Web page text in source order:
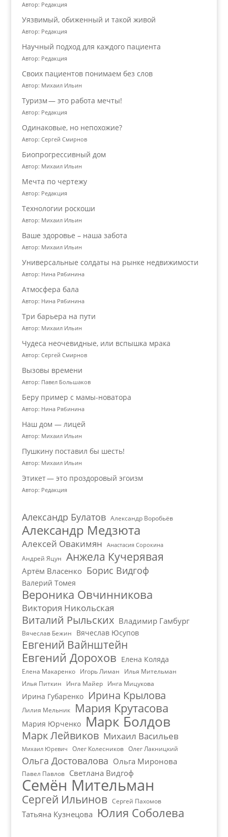
Автор: Редакция
Уязвимый, обиженный и такой живой
Автор: Редакция
Научный подход для каждого пациента
Автор: Редакция
Своих пациентов понимаем без слов
Автор: Михаил Ильин
Туризм — это работа мечты!
Автор: Редакция
Одинаковые, но непохожие?
Автор: Сергей Смирнов
Биопрогрессивный дом
Автор: Михаил Ильин
Мечта по чертежу
Автор: Редакция
Технологии роскоши
Автор: Михаил Ильин
Ваше здоровье – наша забота
Автор: Михаил Ильин
Универсальные солдаты на рынке недвижимости
Автор: Нина Рябинина
Атмосфера бала
Автор: Нина Рябинина
Три барьера на пути
Автор: Михаил Ильин
Чудеса неочевидные, или вспышка мрака
Автор: Сергей Смирнов
Вызовы времени
Автор: Павел Большаков
Беру пример с мамы-новатора
Автор: Нина Рябинина
Наш дом — лицей
Автор: Михаил Ильин
Пушкину поставил бы шесть!
Автор: Михаил Ильин
Этикет — это проздоровый эгоизм
Автор: Редакция
Александр Булатов Александр Воробьёв
Александр Медзюта
Алексей Овакимян Анастасия Сорокина
Андрей Яцун Анжела Кучерявая
Артём Власенко Борис Видгоф
Валерий Томея
Вероника Овчинникова
Виктория Никольская
Виталий Рыльских Владимир Гамбург
Вячеслав Бежин Вячеслав Юсупов
Евгений Вайнштейн
Евгений Дорохов Елена Коляда
Елена Макаренко Игорь Лиман
Илья Мительман
Илья Питкин
Инга Майер Инга Мицукова
Ирина Губаренко Ирина Крылова
Лилия Мельник Мария Крутасова
Мария Юрченко Марк Болдов
Марк Лейвиков Михаил Васильев
Михаил Юревич Олег Колесников Олег Лакницкий
Ольга Достовалова Ольга Миронова
Павел Павлов Светлана Видгоф
Семён Мительман
Сергей Ильинов Сергей Пахомов
Татьяна Кузнецова Юлия Соболева